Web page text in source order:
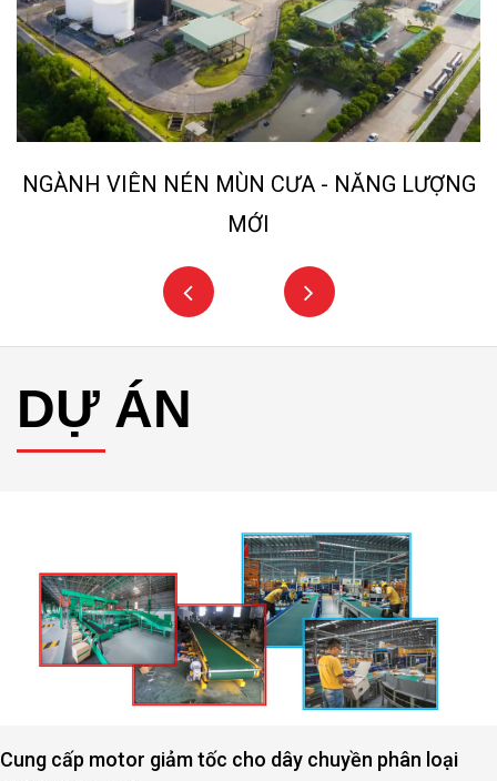
NGÀNH VIÊN NÉN MÙN CƯA - NĂNG LƯỢNG
MỚI
DỰ ÁN
Cung cấp motor giảm tốc cho dây chuyền phân loại